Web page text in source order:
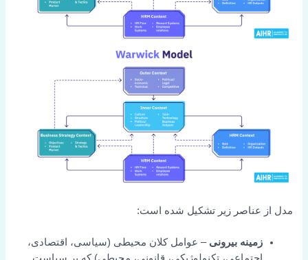
مدل از عناصر زیر تشکیل شده است:
زمینه بیرونی – عوامل کلان محیطی (سیاسی، اقتصادی،